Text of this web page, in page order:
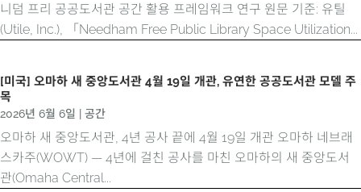
니덤 프리 공공도서관 공간 활용 프레임워크 연구 원문 기준: 유틸
(Utile, Inc.), 「Needham Free Public Library Space Utilization...
[미국] 오마하 새 중앙도서관 4월 19일 개관, 유연한 공공도서관 모델 주
목
2026년 6월 6일 공간
오마하 새 중앙도서관, 4년 공사 끝에 4월 19일 개관 오마하 네브래
스카주(WOWT) — 4년에 걸친 공사를 마친 오마하의 새 중앙도서
관(Omaha Central...